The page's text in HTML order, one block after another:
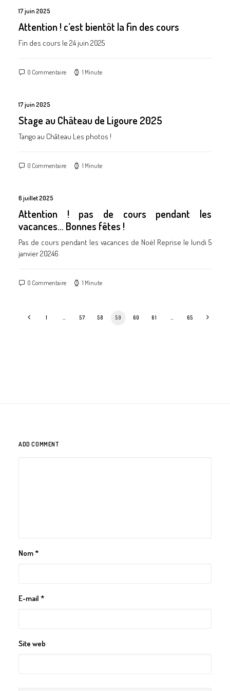
17 juin 2025
Attention ! c’est bientôt la fin des cours
Fin des cours le 24 juin 2025
0 Commentaire 1 Minute
17 juin 2025
Stage au Château de Ligoure 2025
Tango au Château Les photos !
0 Commentaire 1 Minute
6 juillet 2025
Attention ! pas de cours pendant les
vacances… Bonnes fêtes !
Pas de cours pendant les vacances de Noël Reprise le lundi 5
janvier 20246
0 Commentaire 1 Minute
1 57 58 59 60 61 65
ADD COMMENT
Nom*
E-mail *
Site web